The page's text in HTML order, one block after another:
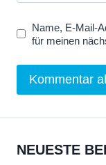
Name, E-Mail-
für meinen
NEUESTE